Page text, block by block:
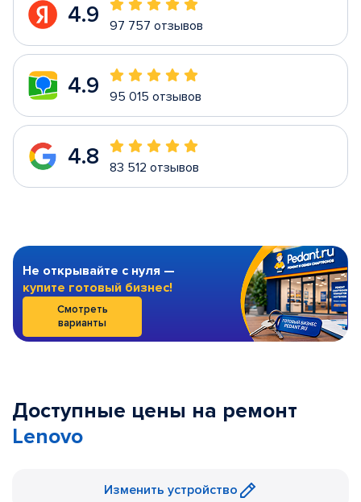
4.9 97 757 отзывов
4.9 95 015 отзывов
4.8 83 512 отзывов
Не открывайте с нуля —
купите готовый бизнес!
Смотреть
варианты
Доступные цены на ремонт
Lenovo
Изменить устройство